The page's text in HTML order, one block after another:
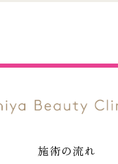
施術の流れ